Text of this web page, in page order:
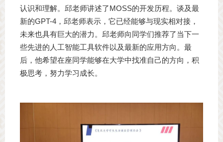
认识和理解。邱老师讲述了MOSS的开发历程。谈及最
新的GPT-4，邱老师表示，它已经能够与现实相对接，
未来也具有巨大的潜力。邱老师向同学们推荐了当下一
些先进的人工智能工具软件以及最新的应用方向。最
后，他希望在座同学能够在大学中找准自己的方向，积
极思考，努力学习成长。